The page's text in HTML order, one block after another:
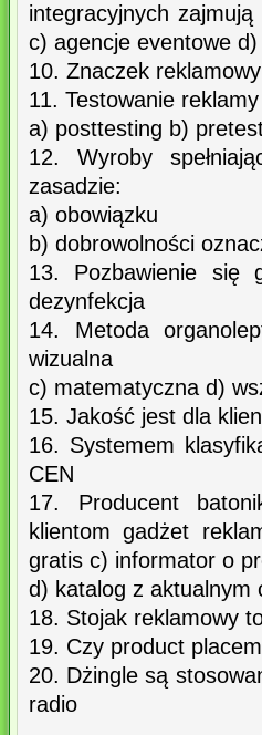
integracyjnych
c) agencje eventowe
10. Znaczek
11. Testowanie
a) posttesting b)
12. Wyroby
zasadzie:
a) obowiązku
b) dobrowolności
13. Pozbawienie się
dezynfekcja
14. Metoda
wizualna
c) matematyczna d)
15. Jakość jest dla
16. Systemem
CEN
17. Producent
klientom gadżet
gratis c) informator o
d) katalog z aktualnym
18. Stojak reklamowy
19. Czy product
20. Dżingle są
radio